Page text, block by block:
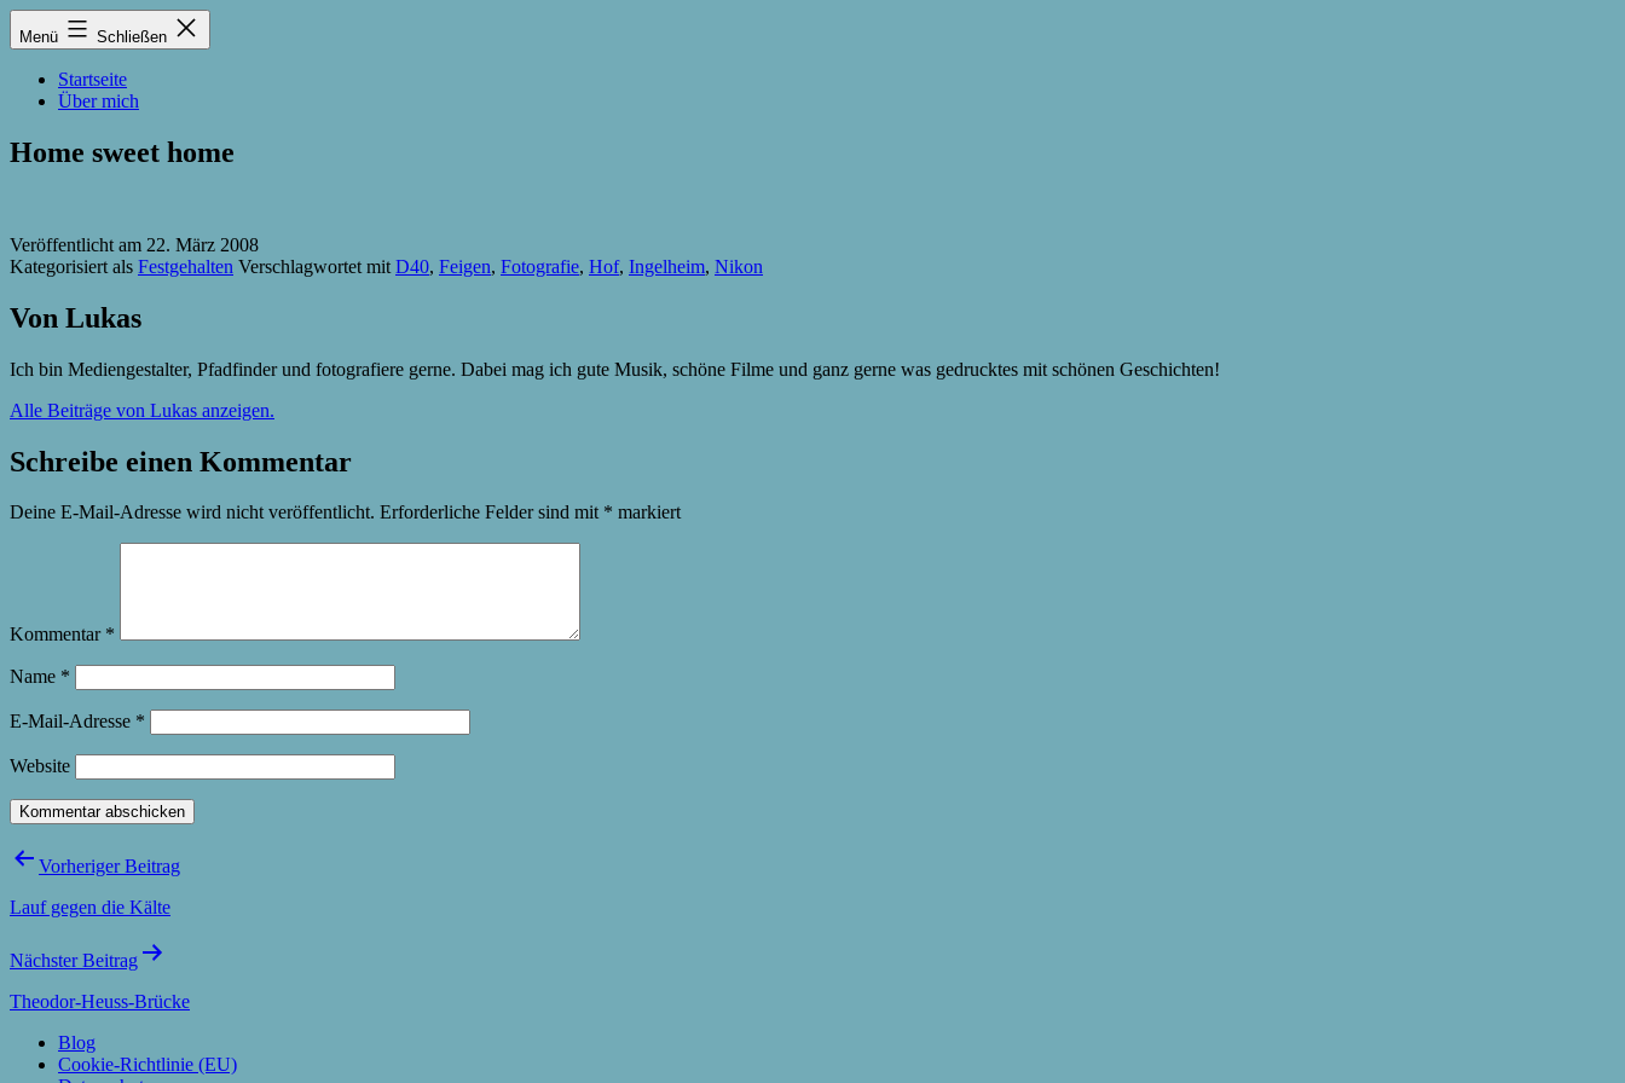
Zum
Inhalt
Lukas
Zintel-
Menü Schließen
Startseite
Über mich
Home sweet home
Veröffentlicht am 22. März 2008
Kategorisiert als Festgehalten Verschlagwortet mit D40, Feigen, Fotografie, Hof, Ingelheim, Nikon
Von Lukas
Ich bin Mediengestalter, Pfadfinder und fotografiere gerne. Dabei mag ich gute Musik, schöne Filme und ganz gerne was gedrucktes mit schönen Geschichten!
Alle Beiträge von Lukas anzeigen.
Schreibe einen Kommentar
Deine E-Mail-Adresse wird nicht veröffentlicht. Erforderliche Felder sind mit * markiert
Kommentar *
Name *
E-Mail-Adresse *
Website
Beitragsnavigation
Vorheriger Beitrag
Lauf gegen die Kälte
Nächster Beitrag
Theodor-Heuss-Brücke
Blog
Cookie-Richtlinie (EU)